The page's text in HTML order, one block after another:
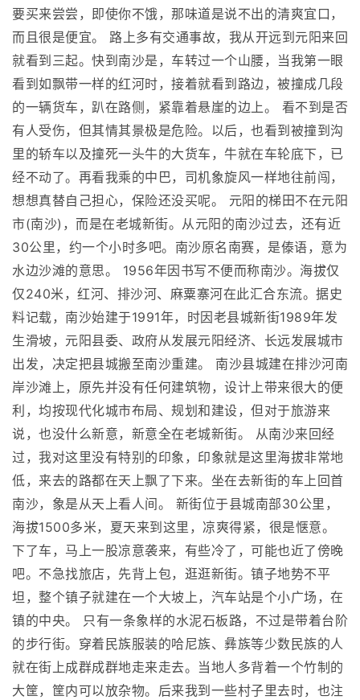
要买来尝尝，即使你不饿，那味道是说不出的清爽宜口，
而且很是便宜。 路上多有交通事故，我从开远到元阳来回
就看到三起。快到南沙是，车转过一个山腰，当我第一眼
看到如飘带一样的红河时，接着就看到路边，被撞成几段
的一辆货车，趴在路侧，紧靠着悬崖的边上。 看不到是否
有人受伤，但其情其景极是危险。以后，也看到被撞到沟
里的轿车以及撞死一头牛的大货车，牛就在车轮底下，已
经不动了。再看我乘的中巴，司机象旋风一样地往前闯，
想想真替自己担心，保险还没买呢。 元阳的梯田不在元阳
市(南沙)，而是在老城新街。从元阳的南沙过去，还有近
30公里，约一个小时多吧。南沙原名南赛，是傣语，意为
水边沙滩的意思。 1956年因书写不便而称南沙。海拔仅
仅240米，红河、排沙河、麻粟寨河在此汇合东流。据史
料记载，南沙始建于1991年，时因老县城新街1989年发
生滑坡，元阳县委、政府从发展元阳经济、长远发展城市
出发，决定把县城搬至南沙重建。 南沙县城建在排沙河南
岸沙滩上，原先并没有任何建筑物，设计上带来很大的便
利，均按现代化城市布局、规划和建设，但对于旅游来
说，也没什么新意，新意全在老城新街。 从南沙来回经
过，我对这里没有特别的印象，印象就是这里海拔非常地
低，来去的路都在天上飘了下来。坐在去新街的车上回首
南沙，象是从天上看人间。 新街位于县城南部30公里，
海拔1500多米，夏天来到这里，凉爽得紧，很是惬意。
下了车，马上一股凉意袭来，有些冷了，可能也近了傍晚
吧。不急找旅店，先背上包，逛逛新街。镇子地势不平
坦，整个镇子就建在一个大坡上，汽车站是个小广场，在
镇的中央。 只有一条象样的水泥石板路，不过是带着台阶
的步行街。穿着民族服装的哈尼族、彝族等少数民族的人
就在街上成群成群地走来走去。当地人多背着一个竹制的
大筐，筐内可以放杂物。后来我到一些村子里去时，也注